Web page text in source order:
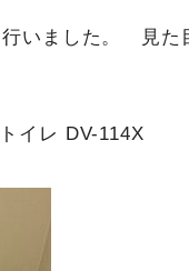
いました。 見た
イレ DV-114X